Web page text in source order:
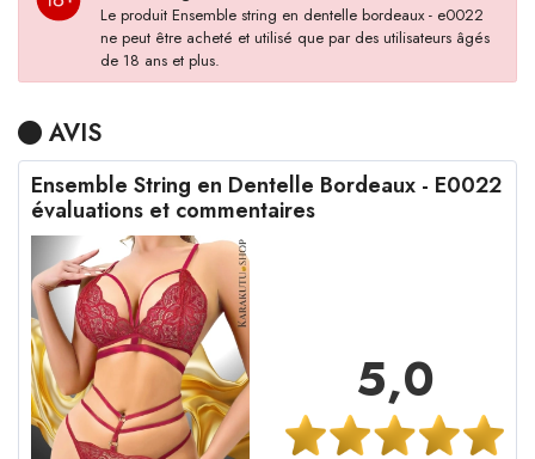
Le produit Ensemble string en dentelle bordeaux - e0022
ne peut être acheté et utilisé que par des utilisateurs âgés
de 18 ans et plus.
AVIS
Ensemble String en Dentelle Bordeaux - E0022
évaluations et commentaires
5,0